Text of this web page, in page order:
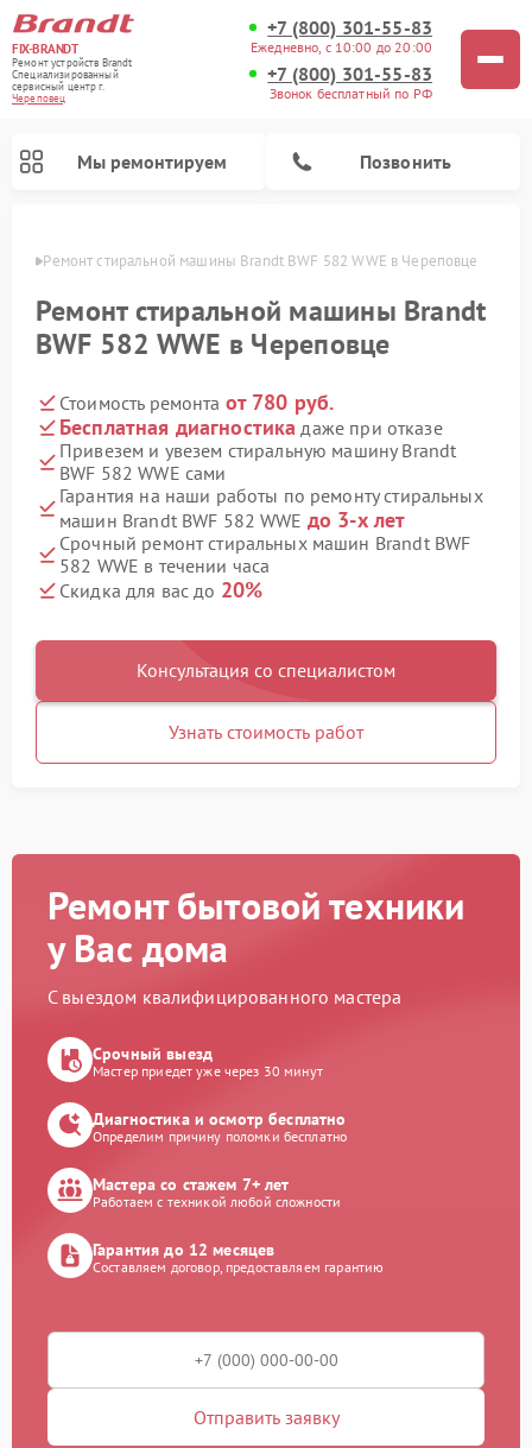
FIX-BRANDT
Ремонт устройств Brandt
Специализированный
cервисный центр г.
Череповец
+7 (800) 301-55-83
Ежедневно, с 10:00 до 20:00
+7 (800) 301-55-83
Звонок бесплатный по РФ
Мы ремонтируем Позвонить
Ремонт стиральной машины Brandt BWF 582 WWE в Череповце
Ремонт стиральной машины Brandt
BWF 582 WWE в Череповце
Стоимость ремонта от 780 руб.
Бесплатная диагностика даже при отказе
Привезем и увезем стиральную машину Brandt
BWF 582 WWE сами
Гарантия на наши работы по ремонту стиральных
машин Brandt BWF 582 WWE до 3-х лет
Срочный ремонт стиральных машин Brandt BWF
582 WWE в течении часа
Скидка для вас до 20%
Консультация со специалистом
Узнать стоимость работ
Ремонт бытовой техники
у Вас дома
С выездом квалифицированного мастера
Срочный выезд
Мастер приедет уже через 30 минут
Диагностика и осмотр бесплатно
Определим причину поломки бесплатно
Мастера со стажем 7+ лет
Работаем с техникой любой сложности
Гарантия до 12 месяцев
Составляем договор, предоставляем гарантию
Отправить заявку